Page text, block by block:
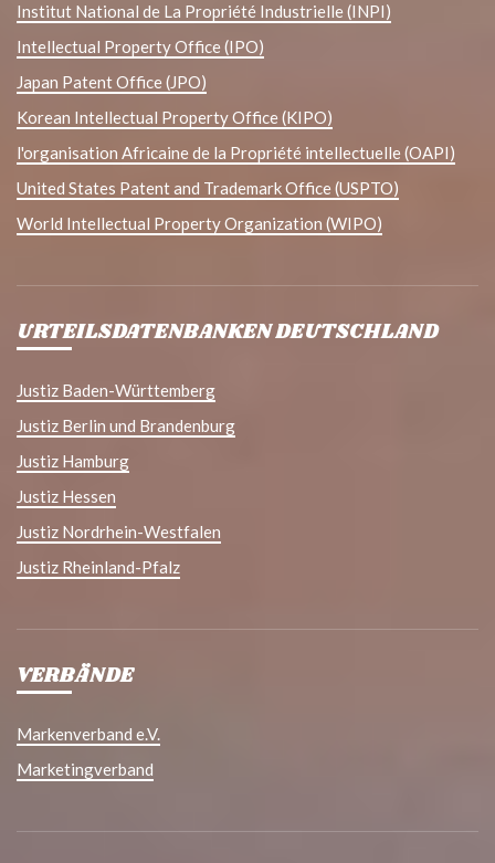
Institut National de La Propriété Industrielle (INPI)
Intellectual Property Office (IPO)
Japan Patent Office (JPO)
Korean Intellectual Property Office (KIPO)
l'organisation Africaine de la Propriété intellectuelle (OAPI)
United States Patent and Trademark Office (USPTO)
World Intellectual Property Organization (WIPO)
URTEILSDATENBANKEN DEUTSCHLAND
Justiz Baden-Württemberg
Justiz Berlin und Brandenburg
Justiz Hamburg
Justiz Hessen
Justiz Nordrhein-Westfalen
Justiz Rheinland-Pfalz
VERBÄNDE
Markenverband e.V.
Marketingverband